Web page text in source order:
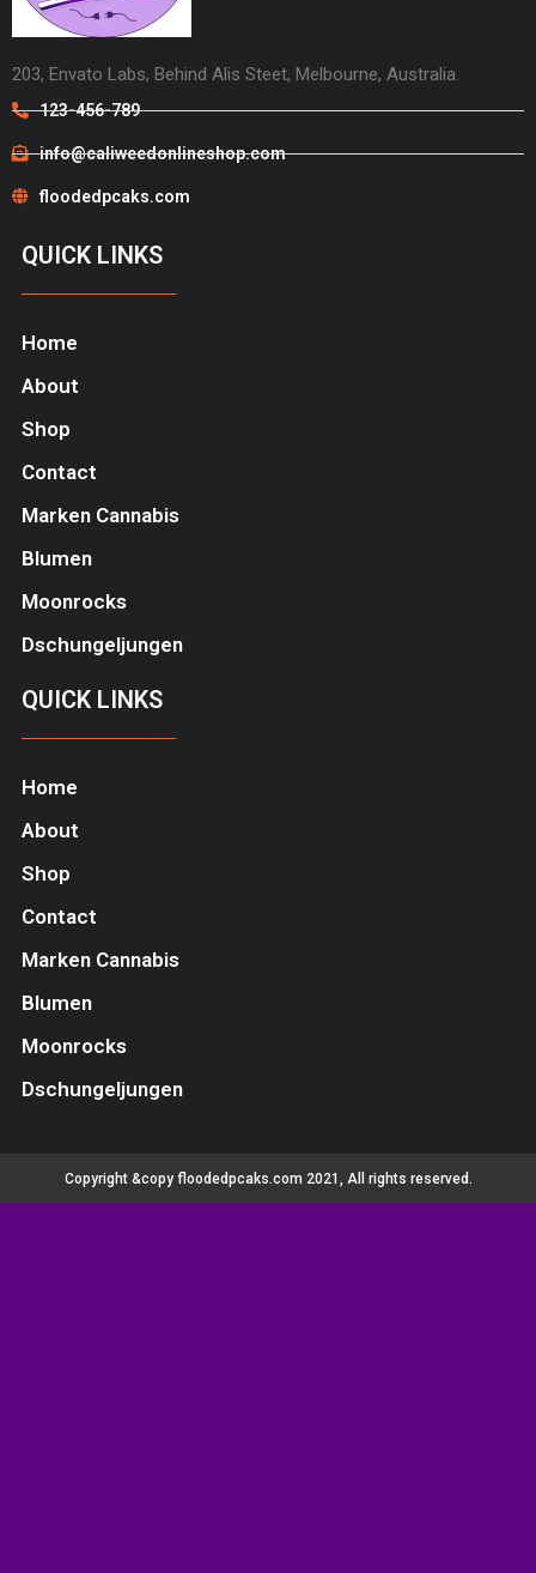
203, Envato Labs, Behind Alis Steet, Melbourne, Australia.
123-456-789
info@caliweedonlineshop.com
floodedpcaks.com
QUICK LINKS
Home
About
Shop
Contact
Marken Cannabis
Blumen
Moonrocks
Dschungeljungen
QUICK LINKS
Home
About
Shop
Contact
Marken Cannabis
Blumen
Moonrocks
Dschungeljungen
Copyright &copy floodedpcaks.com 2021, All rights reserved.